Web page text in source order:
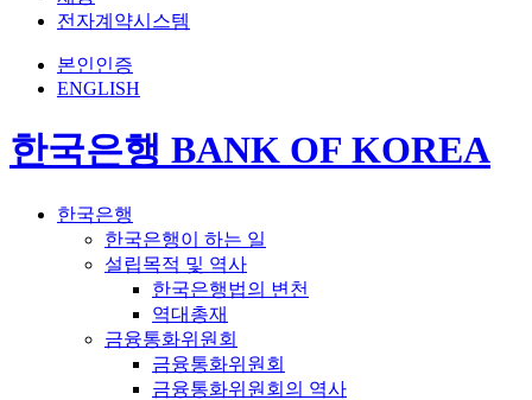
전자계약시스템
본인인증
ENGLISH
한국은행 BANK OF KOREA
한국은행
한국은행이 하는 일
설립목적 및 역사
한국은행법의 변천
역대총재
금융통화위원회
금융통화위원회
금융통화위원회의 역사